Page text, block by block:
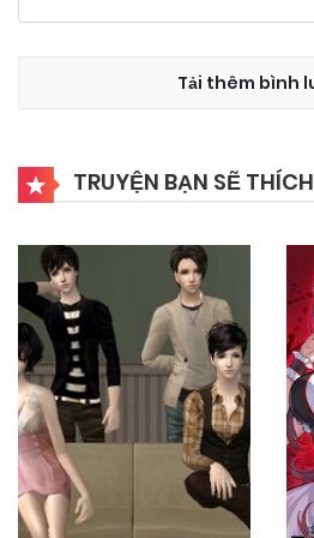
Chapter 6 17/10/2024
Chapter 5 17/10/2024
Chapter 4 17/10/2024
Tải thêm bình
TRUYỆN BẠN SẼ